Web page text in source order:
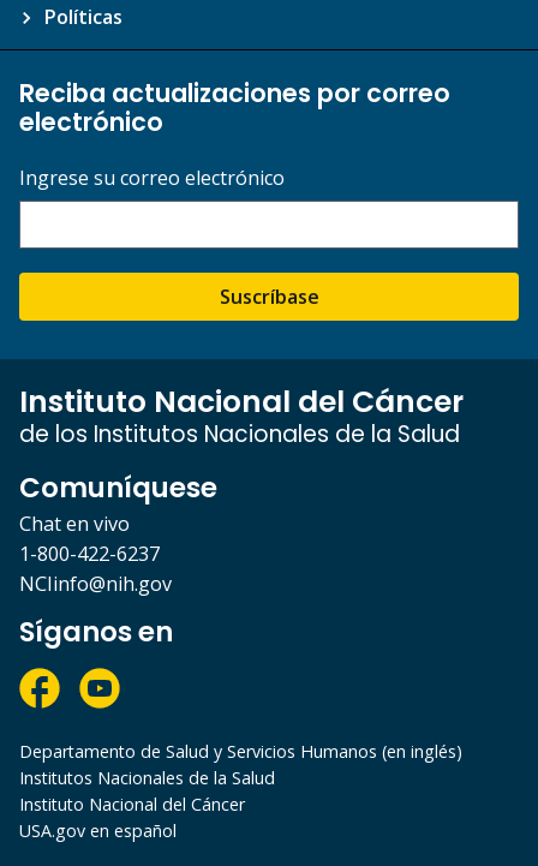
Políticas
Reciba actualizaciones por correo
electrónico
Ingrese su correo electrónico
Suscríbase
Instituto Nacional del Cáncer
de los Institutos Nacionales de la Salud
Comuníquese
Chat en vivo
1-800-422-6237
NCIinfo@nih.gov
Síganos en
Departamento de Salud y Servicios Humanos (en inglés)
Institutos Nacionales de la Salud
Instituto Nacional del Cáncer
USA.gov en español